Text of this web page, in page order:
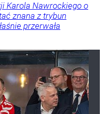
Karola Nawrockiego o
znana z trybun
przerwała